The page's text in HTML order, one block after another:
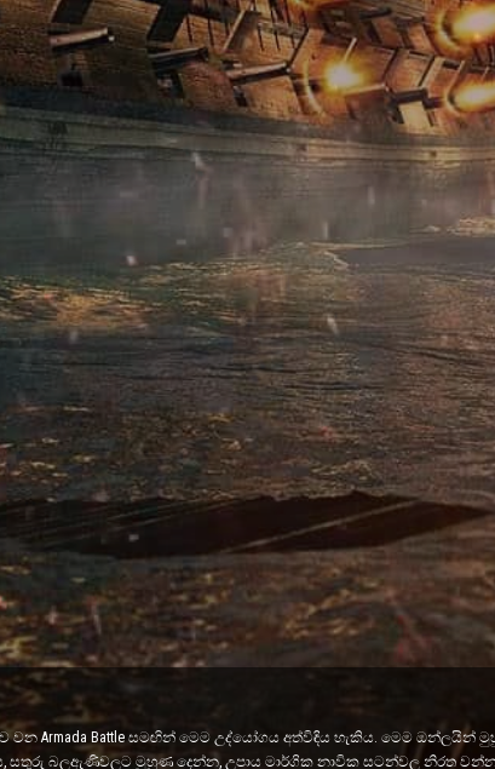
Armada Battle සමඟින් මෙම උද්යෝගය අත්විඳිය හැකිය. මෙම ඔන්ලයින්
සතුරු බලඇණිවලට මුහුණ දෙන්න, උපාය මාර්ගික නාවික සටන්වල නිරත